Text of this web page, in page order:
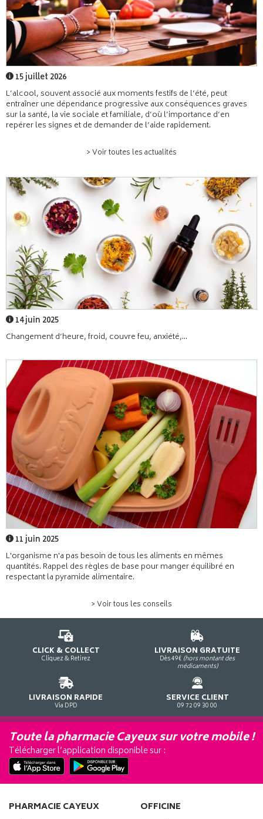
15 juillet 2026
L’alcool, souvent associé aux moments festifs de l’été, peut
entraîner une dépendance progressive aux conséquences graves
sur la santé, la vie sociale et familiale, d’où l’importance d’en
repérer les signes et de demander de l’aide rapidement.
> Voir toutes les actualités
14 juin 2025
Changement d’heure, froid, couvre feu, anxiété,...
11 juin 2025
L'organisme n'a pas besoin de tous les aliments en mêmes
quantités. Rappel des règles de base pour manger équilibré en
respectant la pyramide alimentaire.
> Voir tous les conseils
CLICK & COLLECT
Cliquez & Retirez
LIVRAISON GRATUITE
Dès 49€ (hors montant des
médicaments)
LIVRAISON RAPIDE
Via DPD
SERVICE CLIENT
09 72 09 30 00
Toute la pharmacie Cayeux sur votre mobile !
Télécharger l’application disponible sur :
PHARMACIE CAYEUX OFFICINE